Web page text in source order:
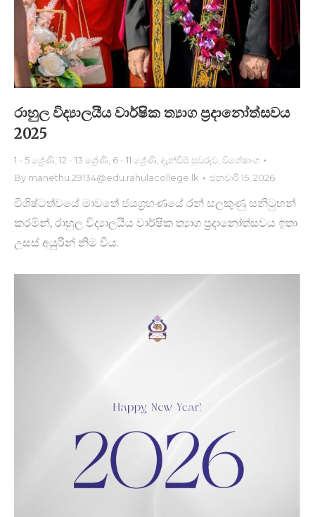
රාහුල විද්‍යාලයීය වාර්ෂික ත්‍යාග ප්‍රදානෝත්සවය
2025
1 - 5 ශ්‍රේණි 12 - 13 ශ්‍රේණි 6 - 11 ශ්‍රේණි දැන්වීම් පුවරුව විශේෂාංග
By manethu.29134@edu.rahulacollege.lk ජනවාරි 15, 2026
විශිෂ්ටත්වයේ මාවතේ ජයග්‍රහණයේ රන් සලකුණු සනිටුහන්
කරමින්, රාහුල විද්‍යාලයීය වාර්ෂික ත්‍යාග ප්‍රදානෝත්සවය ඉතා
උසස් අයුරින් නිම විය.